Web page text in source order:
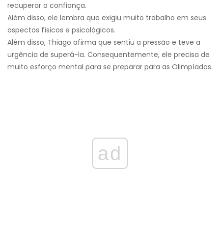
recuperar a confiança.
Além disso, ele lembra que exigiu muito trabalho em seus
aspectos físicos e psicológicos.
Além disso, Thiago afirma que sentiu a pressão e teve a
urgência de superá-la. Consequentemente, ele precisa de
muito esforço mental para se preparar para as Olimpíadas.
ad